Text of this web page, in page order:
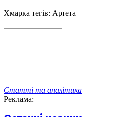
Хмарка тегів: Артета
Статті та аналітика
Реклама: